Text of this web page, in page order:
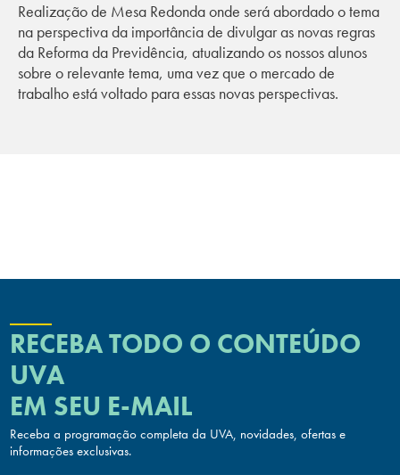
Realização de Mesa Redonda onde será abordado o tema
na perspectiva da importância de divulgar as novas regras
da Reforma da Previdência, atualizando os nossos alunos
sobre o relevante tema, uma vez que o mercado de
trabalho está voltado para essas novas perspectivas.
RECEBA TODO O CONTEÚDO
UVA
EM SEU E-MAIL
Receba a programação completa da UVA, novidades, ofertas e
informações exclusivas.